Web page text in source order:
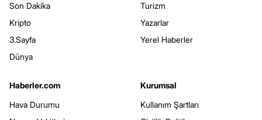
Son Dakika
Kripto
3.Sayfa
Dünya
Turizm
Yazarlar
Yerel Haberler
Haberler.com
Hava Durumu
Kurumsal
Kullanım Şartları